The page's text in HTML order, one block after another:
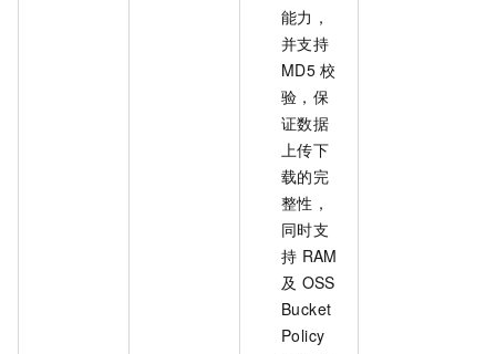
能力，
并支持
MD5 校
验，保
证数据
上传下
载的完
整性，
同时支
持 RAM
及 OSS
Bucket
Policy